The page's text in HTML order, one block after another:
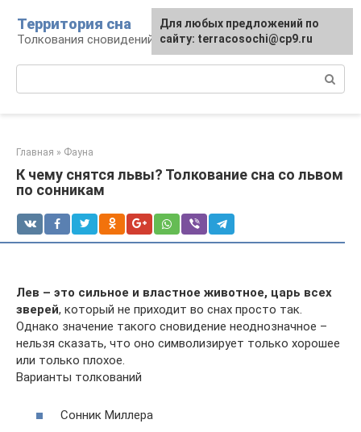
контенту
Территория сна
Толкования сновидений
Главная » Фауна
К чему снятся львы? Толкование сна со львом
по сонникам
Лев – это сильное и властное животное, царь всех
зверей, который не приходит во снах просто так.
Однако значение такого сновидение неоднозначное –
нельзя сказать, что оно символизирует только хорошее
или только плохое.
Варианты толкований
Сонник Миллера
Для любых предложений по
сайту: terracosochi@cp9.ru